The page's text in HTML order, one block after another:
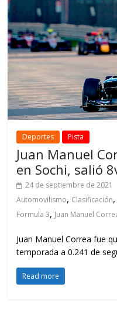
Deportes Pista
Juan Manuel
en Sochi, salió
24 de septiembre de 2021
Automovilismo, Clasificación,
Formula 3, Juan Manuel
Juan Manuel Correa fue
temporada a 0.241 de
Read more